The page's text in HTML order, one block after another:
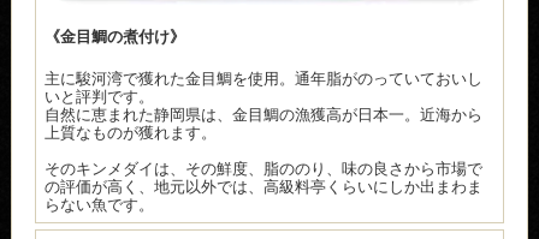
《金目鯛の煮付け》
主に駿河湾で獲れた金目鯛を使用。通年脂がのっていておいし
いと評判です。
自然に恵まれた静岡県は、金目鯛の漁獲高が日本一。近海から
上質なものが獲れます。
そのキンメダイは、その鮮度、脂ののり、味の良さから市場で
の評価が高く、地元以外では、高級料亭くらいにしか出まわま
らない魚です。